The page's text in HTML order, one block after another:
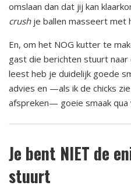
omslaan dan dat jij kan
crushje ballen masseert met
En, om het NOG kutter te
gast die berichten stuurt naar
leest heb je duidelijk goede
advies en —als ik de chicks
afspreken— goeie smaak qua
Je bent NIET de
stuurt